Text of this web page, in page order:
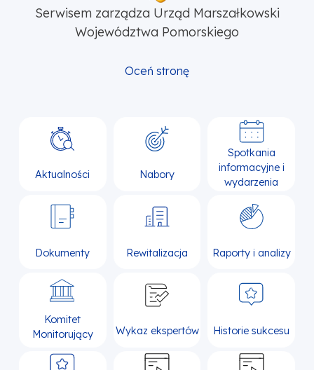
Serwisem zarządza Urząd Marszałkowski
Województwa Pomorskiego
Oceń stronę
Aktualności Nabory
Spotkania
informacyjne i
wydarzenia
Dokumenty Rewitalizacja Raporty i analizy
Komitet
Monitorujący
Wykaz ekspertów Historie sukcesu